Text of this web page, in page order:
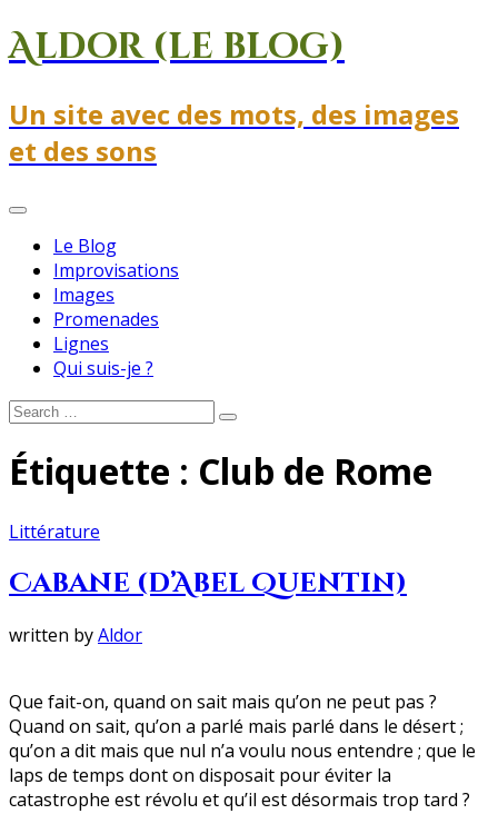
Skip
to
Skip
to
Skip
to
Aldor (le blog)
Un site avec des mots, des images
et des sons
Menu
Le Blog
Improvisations
Images
Promenades
Lignes
Qui suis-je ?
Search
Search
Étiquette : Club de Rome
Published
Littérature
Cabane (d’Abel Quentin)
written byAldor
Que fait-on, quand on sait mais qu’on ne peut pas ?
Quand on sait, qu’on a parlé mais parlé dans le désert ;
qu’on a dit mais que nul n’a voulu nous entendre ; que le
laps de temps dont on disposait pour éviter la
catastrophe est révolu et qu’il est désormais trop tard ?